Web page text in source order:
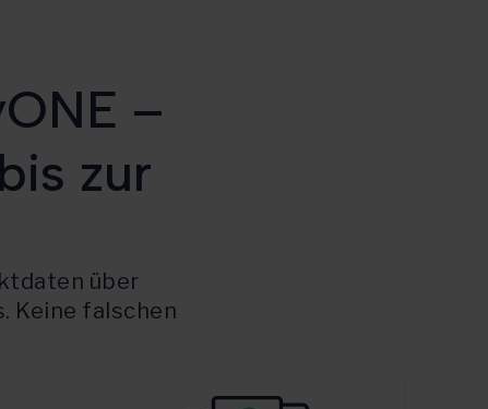
–
zur
über
Keine falschen